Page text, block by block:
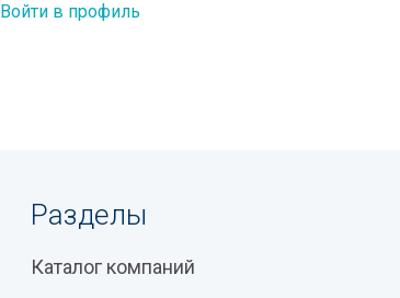
Войти в профиль
Разделы
Каталог компаний